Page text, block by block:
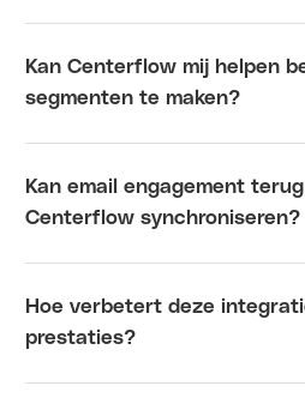
Kan Centerflow mij helpen
segmenten te maken?
Kan email engagement
Centerflow synchroniseren?
Hoe verbetert deze
prestaties?